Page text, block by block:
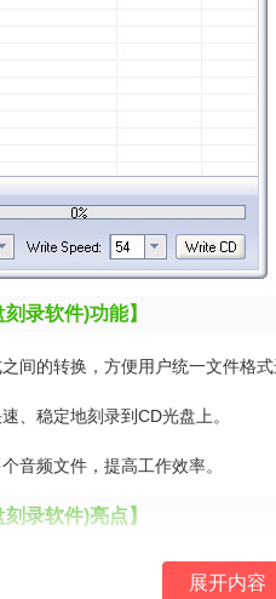
录软件)功能】
间的转换，方便用户统一文件格式
、稳定地刻录到CD光盘上。
音频文件，提高工作效率。
录软件)亮点】
确保音频文件的刻录质量和音质不
展开内容